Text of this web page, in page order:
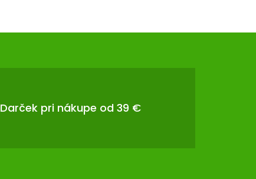
Darček pri nákupe od 39 €